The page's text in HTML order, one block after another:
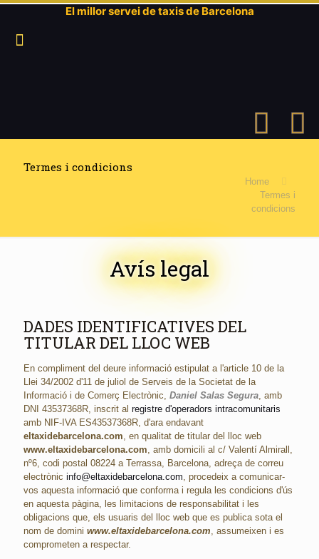
El millor servei de taxis de Barcelona
Termes i condicions
Home
Termes i
condicions
Avís legal
DADES IDENTIFICATIVES DEL
TITULAR DEL LLOC WEB
En compliment del deure informació estipulat a l'article 10 de la
Llei 34/2002 d'11 de juliol de Serveis de la Societat de la
Informació i de Comerç Electrònic, Daniel Salas Segura, amb
DNI 43537368R, inscrit al registre d'operadors intracomunitaris
amb NIF-IVA ES43537368R, d'ara endavant
eltaxidebarcelona.com, en qualitat de titular del lloc web
www.eltaxidebarcelona.com, amb domicili al c/ Valentí Almirall,
nº6, codi postal 08224 a Terrassa, Barcelona, ​​adreça de correu
electrònic info@eltaxidebarcelona.com, procedeix a comunicar-
vos aquesta informació que conforma i regula les condicions d'ús
en aquesta pàgina, les limitacions de responsabilitat i les
obligacions que, els usuaris del lloc web que es publica sota el
nom de domini www.eltaxidebarcelona.com, assumeixen i es
comprometen a respectar.